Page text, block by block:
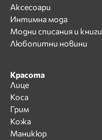
Аксесоари
Интимна мода
Модни списания и книги
Любопитни новини
Красота
Лице
Коса
Грим
Кожа
Маникюр